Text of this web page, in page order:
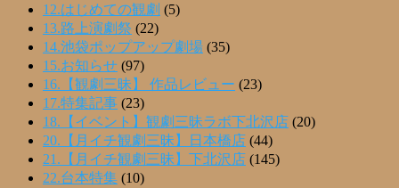
12.はじめての観劇 (5)
13.路上演劇祭 (22)
14.池袋ポップアップ劇場 (35)
15.お知らせ (97)
16.【観劇三昧】 作品レビュー (23)
17.特集記事 (23)
18.【イベント】観劇三昧ラボ下北沢店 (20)
20.【月イチ観劇三昧】日本橋店 (44)
21.【月イチ観劇三昧】下北沢店 (145)
22.台本特集 (10)